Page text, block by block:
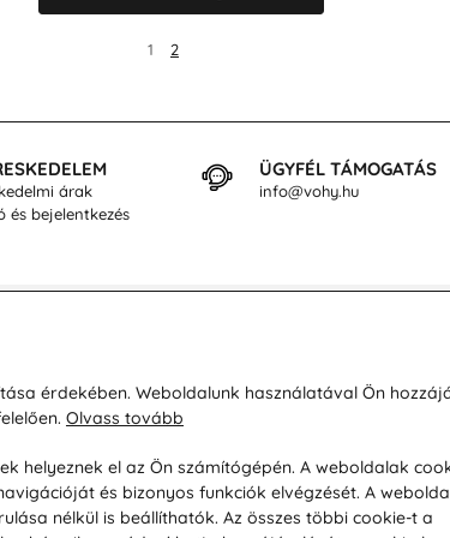
1 2
árak
és bejelentkezés
ÜGYFÉL TÁMOGATÁS
info@vohy.hu
Társaságról
Magánélet
Tanácsadó iroda
érdekében. Weboldalunk használatával Ön
Olvass tovább
helyeznek el az Ön számítógépén. A weboldalak
és bizonyos funkciók elvégzését. A
nélkül is beállíthatók. Az összes többi cookie-t a